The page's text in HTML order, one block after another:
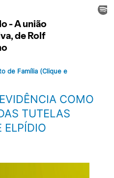
de Família (Clique e
COMO
TUTELAS
ELPÍDIO